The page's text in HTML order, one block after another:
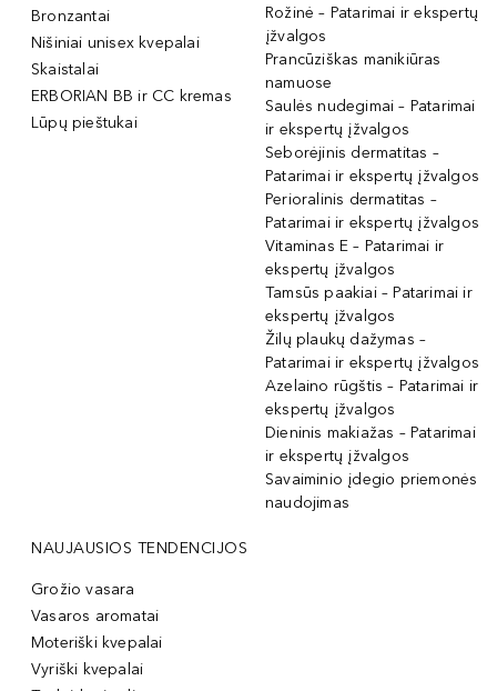
Bronzantai
Nišiniai unisex kvepalai
Skaistalai
ERBORIAN BB ir CC kremas
Lūpų pieštukai
Rožinė – Patarimai ir ekspertų
įžvalgos
Prancūziškas manikiūras
namuose
Saulės nudegimai – Patarimai
ir ekspertų įžvalgos
Seborėjinis dermatitas –
Patarimai ir ekspertų įžvalgos
Perioralinis dermatitas –
Patarimai ir ekspertų įžvalgos
Vitaminas E – Patarimai ir
ekspertų įžvalgos
Tamsūs paakiai – Patarimai ir
ekspertų įžvalgos
Žilų plaukų dažymas –
Patarimai ir ekspertų įžvalgos
Azelaino rūgštis – Patarimai ir
ekspertų įžvalgos
Dieninis makiažas – Patarimai
ir ekspertų įžvalgos
Savaiminio įdegio priemonės
naudojimas
NAUJAUSIOS TENDENCIJOS
Grožio vasara
Vasaros aromatai
Moteriški kvepalai
Vyriški kvepalai